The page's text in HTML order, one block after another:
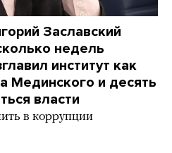
Заславский
недель
институт как
Мединского и десять
власти
в коррупции